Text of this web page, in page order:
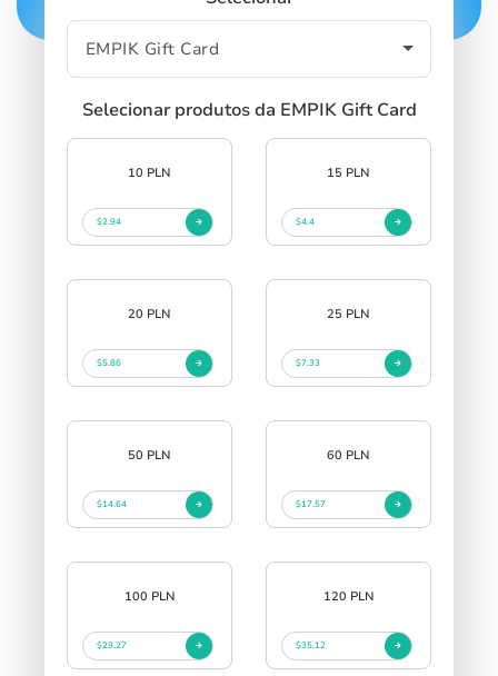
Selecionar produtos da EMPIK Gift Card
10 PLN
$2.94
15 PLN
$4.4
20 PLN
$5.86
25 PLN
$7.33
50 PLN
$14.64
60 PLN
$17.57
100 PLN
$29.27
120 PLN
$35.12